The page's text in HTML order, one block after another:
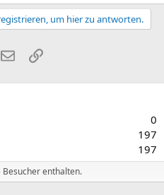
um hier zu antworten.
E-MailLink
0
197
197
Besucher enthalten.